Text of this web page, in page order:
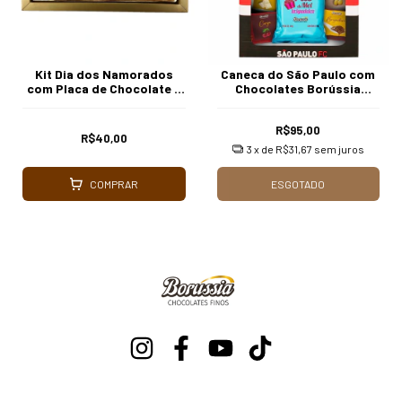
Kit Dia dos Namorados
com Placa de Chocolate e
R$40,00
COMPRAR
Caneca do São Paulo com
Chocolates Borússia
R$95,00
3 x de R$31,67 sem juros
ESGOTADO